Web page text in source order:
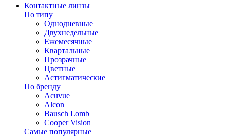
Контактные линзы
По типу
Однодневные
Двухнедельные
Ежемесячные
Квартальные
Прозрачные
Цветные
Астигматические
По бренду
Acuvue
Alcon
Bausch Lomb
Cooper Vision
Самые популярные